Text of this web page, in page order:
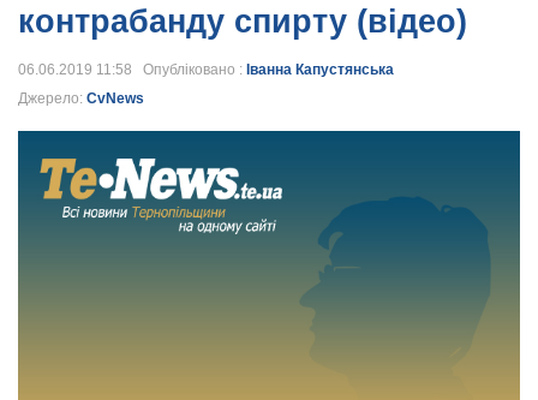
контрабанду спирту (відео)
06.06.2019 11:58 Опубліковано : Іванна Капустянська
Джерело: CvNews